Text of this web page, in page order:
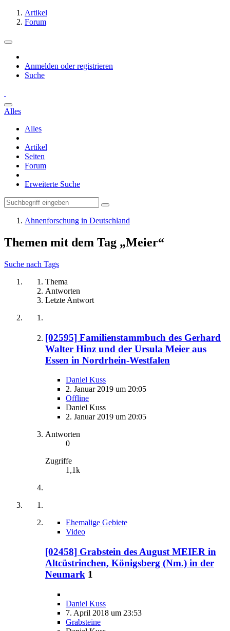
Artikel
Forum
Anmelden oder registrieren
Suche
Alles
Alles
Artikel
Seiten
Forum
Erweiterte Suche
Ahnenforschung in Deutschland
Themen mit dem Tag „Meier“
Suche nach Tags
Thema
Antworten
Letzte Antwort
[02595] Familienstammbuch des Gerhard
Walter Hinz und der Ursula Meier aus
Essen in Nordrhein-Westfalen
Daniel Kuss
2. Januar 2019 um 20:05
Offline
Daniel Kuss
2. Januar 2019 um 20:05
Antworten
0
Zugriffe
1,1k
Ehemalige Gebiete
Video
[02458] Grabstein des August MEIER in
Altcüstrinchen, Königsberg (Nm.) in der
Neumark 1
Daniel Kuss
7. April 2018 um 23:53
Grabsteine